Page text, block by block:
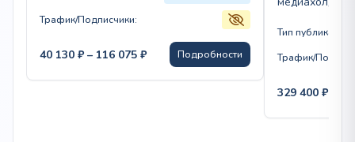
Трафик/Подписчики:
40 130 ₽ – 116 075 ₽Диапазон
40
Подробности
новости
Тип публикации:
Трафик/
329 400 ₽